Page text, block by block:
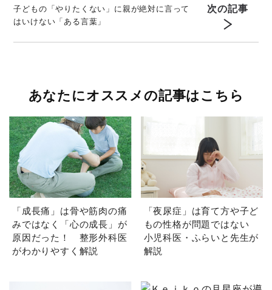
子どもの「やりたくない」に親が絶対に言って
はいけない「ある言葉」
次の記事
あなたにオススメの記事はこちら
「成長痛」は骨や筋肉の痛
みではなく「心の成長」が
原因だった！ 整形外科医
がわかりやすく解説
「夜尿症」は育て方や子ど
もの性格が問題ではない
小児科医・ふらいと先生が
解説